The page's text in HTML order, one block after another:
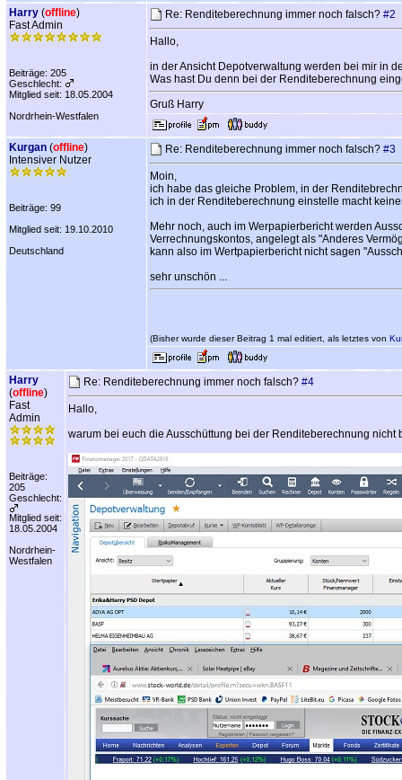
Harry (offline)
Fast Admin
Beiträge: 205
Geschlecht:
Mitglied seit: 18.05.2004
Nordrhein-Westfalen
Re: Renditeberechnung immer noch falsch? #2
Hallo,
in der Ansicht Depotverwaltung werden bei mir in
Was hast Du denn bei der Renditeberechnung
Gruß Harry
Kurgan (offline)
Intensiver Nutzer
Beiträge: 99
Mitglied seit: 19.10.2010
Deutschland
Re: Renditeberechnung immer noch falsch? #3
Moin,
ich habe das gleiche Problem, in der
ich in der Renditeberechnung einstelle macht
Mehr noch, auch im Werpapierbericht werden
Verrechnungskontos, angelegt als "Anderes
kann also im Wertpapierbericht nicht sagen
sehr unschön ...
(Bisher wurde dieser Beitrag 1 mal editiert, als letztes von
Harry
(offline)
Fast
Admin
Beiträge:
205
Geschlecht:
Mitglied seit:
18.05.2004
Nordrhein-
Westfalen
Re: Renditeberechnung immer noch falsch? #4
Hallo,
warum bei euch die Ausschüttung bei der Renditeberechnung nicht